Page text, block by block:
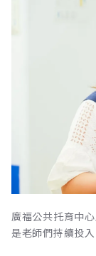
廣福公共托育中
是老師們持續投